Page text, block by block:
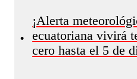
•
¡Alerta
ecuatoriana vivirá
cero hasta el 5 de